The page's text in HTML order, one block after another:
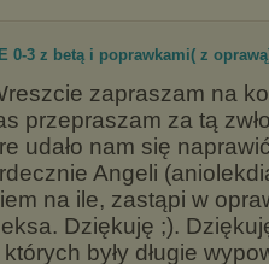
0-3 z betą i poprawkami( z
zapraszam na
przepraszam za tą
udało nam się
Angeli
na ile, zastąpi w
Dziękuję ;).
były długie